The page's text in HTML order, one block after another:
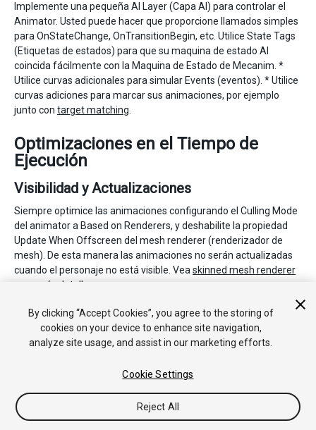
Implemente una pequeña AI Layer (Capa AI) para controlar el
Animator. Usted puede hacer que proporcione llamados simples
para OnStateChange, OnTransitionBegin, etc. Utilice State Tags
(Etiquetas de estados) para que su maquina de estado AI
coincida fácilmente con la Maquina de Estado de Mecanim. *
Utilice curvas adicionales para simular Events (eventos). * Utilice
curvas adiciones para marcar sus animaciones, por ejemplo
junto con target matching
Optimizaciones en el Tiempo de
Ejecución
Visibilidad y Actualizaciones
Siempre optimice las animaciones configurando el Culling Mode
del animator a Based on Renderers, y deshabilite la propiedad
Update When Offscreen del mesh renderer (renderizador de
mesh). De esta manera las animaciones no serán actualizadas
cuando el personaje no está visible. Vea skinned mesh renderer
para más detalles.
• 2017–05–16 Page amended with noeditorial review
By clicking “Accept Cookies”, you agree to the storing of
cookies on your device to enhance site navigation,
analyze site usage, and assist in our marketing efforts.
Cookie Settings
Reject All